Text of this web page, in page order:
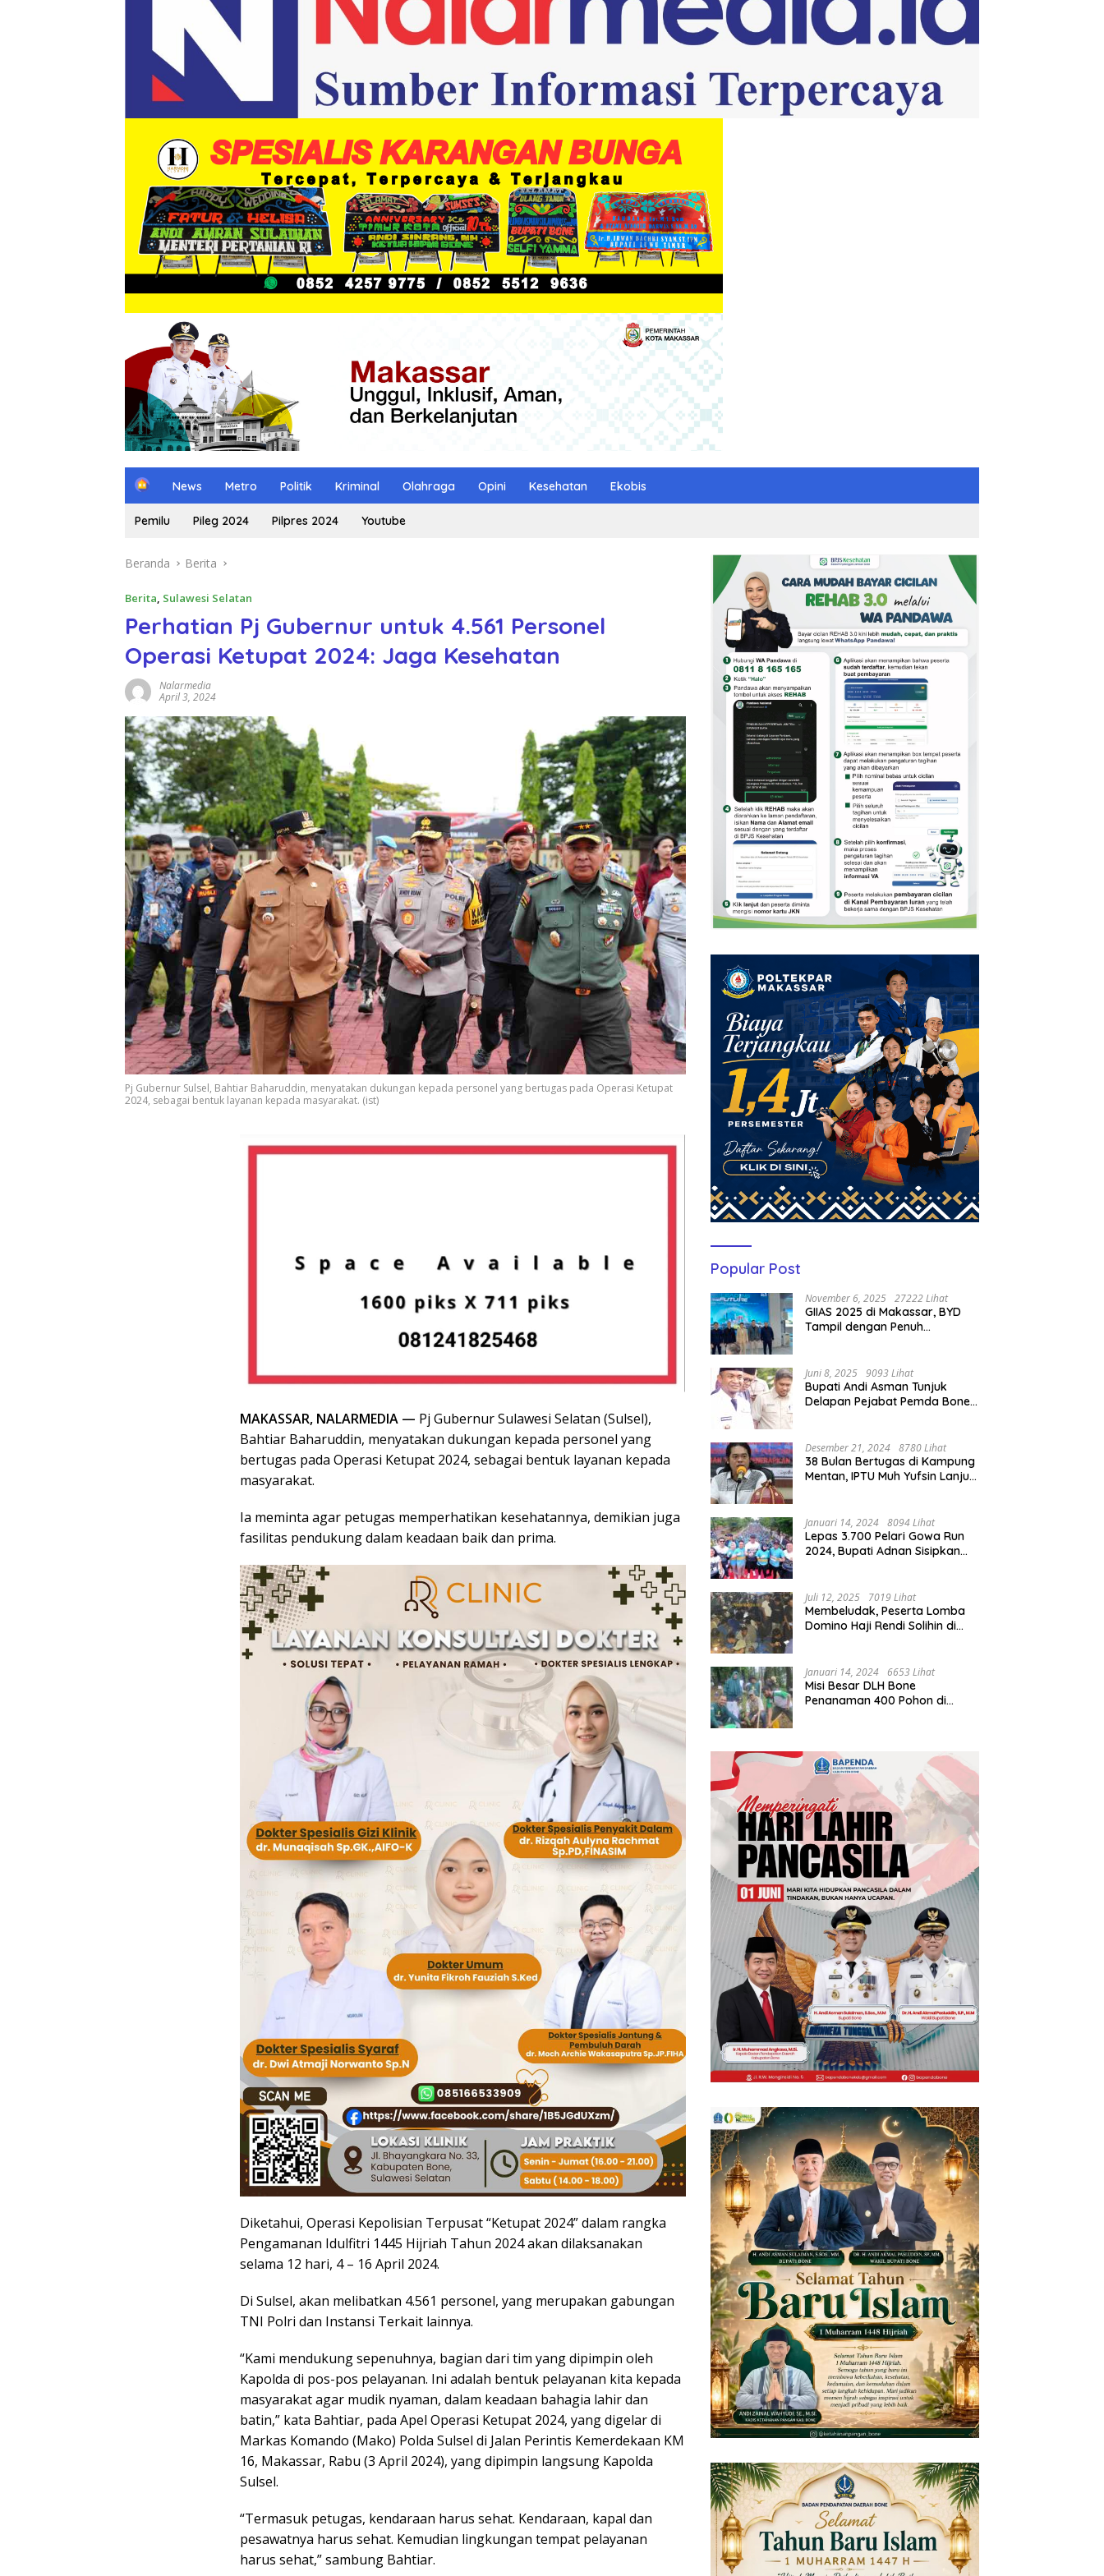
H
m
e
News Metro Politik Kriminal Olahraga Opini Kesehatan Ekobis
Pemilu Pileg 2024 Pilpres 2024 Youtube
Beranda Berita
Berita, Sulawesi Selatan
Perhatian Pj Gubernur untuk 4.561 Personel
Operasi Ketupat 2024: Jaga Kesehatan
Nalarmedia
April 3, 2024
Pj Gubernur Sulsel, Bahtiar Baharuddin, menyatakan dukungan kepada personel yang bertugas pada Operasi Ketupat
2024, sebagai bentuk layanan kepada masyarakat. (ist)
MAKASSAR, NALARMEDIA — Pj Gubernur Sulawesi Selatan (Sulsel),
Bahtiar Baharuddin, menyatakan dukungan kepada personel yang
bertugas pada Operasi Ketupat 2024, sebagai bentuk layanan kepada
masyarakat.
Ia meminta agar petugas memperhatikan kesehatannya, demikian juga
fasilitas pendukung dalam keadaan baik dan prima.
Diketahui, Operasi Kepolisian Terpusat “Ketupat 2024” dalam rangka
Pengamanan Idulfitri 1445 Hijriah Tahun 2024 akan dilaksanakan
selama 12 hari, 4 – 16 April 2024.
Di Sulsel, akan melibatkan 4.561 personel, yang merupakan gabungan
TNI Polri dan Instansi Terkait lainnya.
“Kami mendukung sepenuhnya, bagian dari tim yang dipimpin oleh
Kapolda di pos-pos pelayanan. Ini adalah bentuk pelayanan kita kepada
masyarakat agar mudik nyaman, dalam keadaan bahagia lahir dan
batin,” kata Bahtiar, pada Apel Operasi Ketupat 2024, yang digelar di
Markas Komando (Mako) Polda Sulsel di Jalan Perintis Kemerdekaan KM
16, Makassar, Rabu (3 April 2024), yang dipimpin langsung Kapolda
Sulsel.
“Termasuk petugas, kendaraan harus sehat. Kendaraan, kapal dan
pesawatnya harus sehat. Kemudian lingkungan tempat pelayanan
harus sehat,” sambung Bahtiar.
Popular Post
November 6, 2025 27222 Lihat
GIIAS 2025 di Makassar, BYD
Tampil dengan Penuh
Juni 8, 2025 9093 Lihat
Bupati Andi Asman Tunjuk
Delapan Pejabat Pemda Bone
Desember 21, 2024 8780 Lihat
38 Bulan Bertugas di Kampung
Mentan, IPTU Muh Yufsin Lanjut
Januari 14, 2024 8094 Lihat
Lepas 3.700 Pelari Gowa Run
2024, Bupati Adnan Sisipkan
Juli 12, 2025 7019 Lihat
Membeludak, Peserta Lomba
Domino Haji Rendi Solihin di
Januari 14, 2024 6653 Lihat
Misi Besar DLH Bone
Penanaman 400 Pohon di